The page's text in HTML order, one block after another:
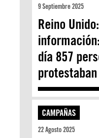
9 Septiembre 2025
Reino
día 857
CAMPAÑAS
22 Agosto 2025